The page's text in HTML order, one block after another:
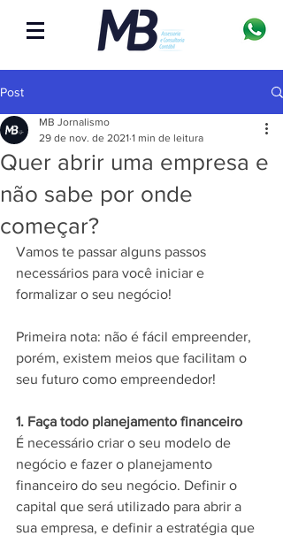
Post
Quer abrir uma empresa e
não sabe por onde
começar?
MB Jornalismo
29 de nov. de 2021 1 min de leitura
Vamos te passar alguns passos
necessários para você iniciar e
formalizar o seu negócio!
Primeira nota: não é fácil empreender,
porém, existem meios que facilitam o
seu futuro como empreendedor!
1. Faça todo planejamento financeiro
É necessário criar o seu modelo de
negócio e fazer o planejamento
financeiro do seu negócio. Definir o
capital que será utilizado para abrir a
sua empresa, e definir a estratégia que